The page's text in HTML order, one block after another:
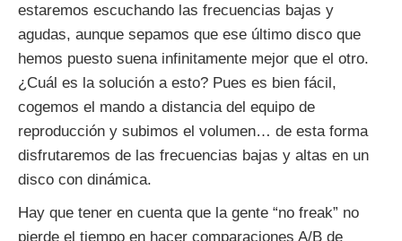
estaremos escuchando las frecuencias bajas y
agudas, aunque sepamos que ese último disco que
hemos puesto suena infinitamente mejor que el otro.
¿Cuál es la solución a esto? Pues es bien fácil,
cogemos el mando a distancia del equipo de
reproducción y subimos el volumen… de esta forma
disfrutaremos de las frecuencias bajas y altas en un
disco con dinámica.
Hay que tener en cuenta que la gente “no freak” no
pierde el tiempo en hacer comparaciones A/B de